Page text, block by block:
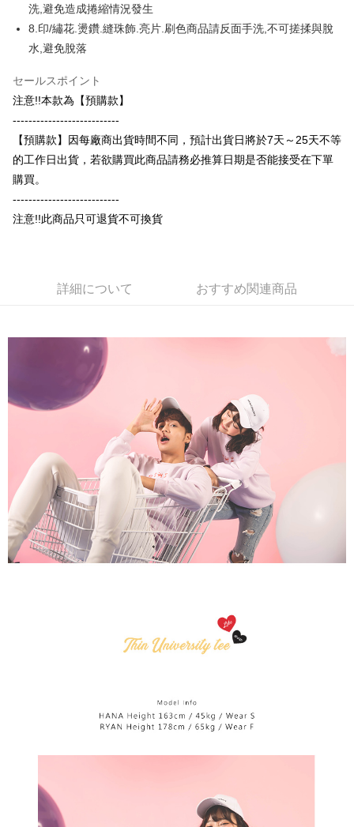
台湾楽天クレジットカード会社
台新國際商業銀行
台湾楽天クレジットカード会社
Google Pay
Plus Pay
説明
1. 本サービスは台湾大哥大によって提供され、台湾大哥大のユーザーは追
加の申請なしで即時に利用可能です。
2. 支払い方法で「OP Pay Later」を選択すると、注文が成立した後に自動
的に OP Pay Later の取引プロセスに移行し、携帯番号を確認後、分割払
いの回数や支払い期限を選択し、支払いを確認すると取引が完了します。
4. 注文成立後30分以内に確認取引を行わない場合や審査が通過しない場
締め日後に支払いリマインダーのSMSを送信します。
2. SMSのリンクを通じて請求書を開いた後、「コンビニバーコード／台湾
大直営店舗／銀行振込／街口支払い／iPASS MONEY」などのチャネルで
支払いを選択できます。
【注意事項】
1. 本サービスは「台湾大哥大株式会社」（以下「当社」といいます）によ
って提供され、ユーザーが取引時に本サービスを通じて商品やサービスを
購入できるようにし、店舗が売買／分割払い売買の債権を当社に譲渡した
後、契約に基づいて当社の請求書で帳款を支払うことになります。
2. 「OP Pay Later」を利用する契約関係の目的から、店舗はあなたの個人
情報（名前、電話または住所を含む）を台湾大哥大に提供し、収集、処理
および利用するために、当社があなた本人と分割請求書に必要な情報の確
認、照合および修正を行います。
3. 完全なユーザーサービス規約については、以下のリンクを参照してくだ
さい：https://oppay.tw/userRule
AFTEE代金後払い
説明
一、 AFTEE代金後払いについて
1.お支払い方法でAFTEE代金後払いを選択すると、携帯電話認証ウィンド
ウが表示されます。
2.SMSで認証してお支払い手続を進めてください。
3.注文するときのお支払いは不要です。商品はご指定の住所に配送されま
はアプリの通知に従って、4大コンビニ、またはATM/オンラインバンキン
リをダウンロードして AFTEE 会員になるとお支払い期限を最長 45 日以内
お支払期限は、ショップが請求した期日と、AFTEEで延長できる日数をも
とに計算されます。AFTEEで注文すると、商品を受け取るまで支払い期限
を延長できますが、商品を期限内に受け取れない場合があります（例：予
約商品や商品到着日が比較的遅い商品）。そのため、商品到着の有無に関
わらず、AFTEEで指定された期限内にお支払いください。
二、支払い限度額
1.初回 AFTEEを ご利用の際に、認証結果及び当社の審査の結果に基づ
き、限度額が設定されます。
2.決済金額は最低NT$20です。
3.現在、台湾の会員のみご利用いただけます。
三、利用規約「AFTEE代金後払い」（以下当サービスという）はネットプ
限らない）は、AFTEEに渡され当サービスで必要な範囲内で利用されま
す。AFTEEの個人情報の収集、処理、利用について、詳細はAFTEE公式ホ
ームページの『個人情報の収集、処理及び利用に関する声明』をご参照く
https://aftee.tw/privacypolicy/
ります。支払い期限を過ぎた場合、その金額に基づいて年利20%の遅延滞
納金が加算されます。未成年の利用者は、事前に法定代理人または後見人
の同意を得ればAFTEEをご利用いただけます。
個人情報の処理、利用について疑問がある、または関連する法律の権利を
にご連絡ください。上記に示した個人情報を、必要な購入注文書とあわせ
てAFTEEにご提供いただく、またはAFTEEにあなたの個人情報の収集、処
理、利用を許可することににご同意いただけない場合は、当サービスを選
付款後全家取貨
7-11付款取貨
配送毎にNT$65、NT$899以上で送料無料
付款後7-11取貨
配送毎にNT$60、NT$899以上で送料無料
配送毎にNT$65、NT$899以上で送料無料
洗,避免造成捲縮情況發生
8.印/繡花.燙鑽.縫珠飾.亮片.刷色商品請反面手洗,不可搓揉與脫
水,避免脫落
セールスポイント
注意!!本款為【預購款】
---------------------------
【預購款】因每廠商出貨時間不同，預計出貨日將於7天～25天不等
的工作日出貨，若欲購買此商品請務必推算日期是否能接受在下單
購買。
---------------------------
注意!!此商品只可退貨不可換貨
詳細について おすすめ関連商品